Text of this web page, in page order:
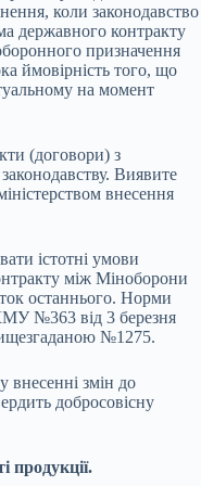
коли законодавство
державного контракту
призначення
ймовірність того, що
на момент
(договори) з
Виявите
внесення
істотні умови
між Міноборони
останнього. Норми
№363 від 3 березня
№1275.
внесенні змін до
добросовісну
продукції.